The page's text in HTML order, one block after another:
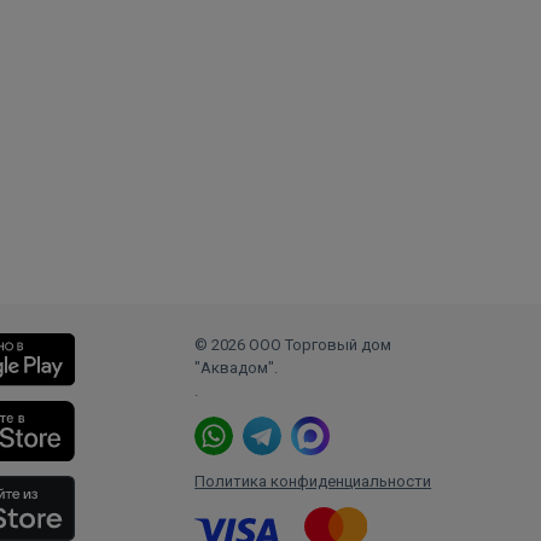
© 2026 ООО Торговый дом
"Аквадом".
.
Политика конфиденциальности